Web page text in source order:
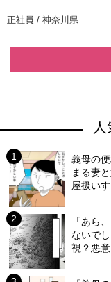
正社員 / 神奈川県
義母の
まる妻
屋扱い
「あら
ないで
視？悪